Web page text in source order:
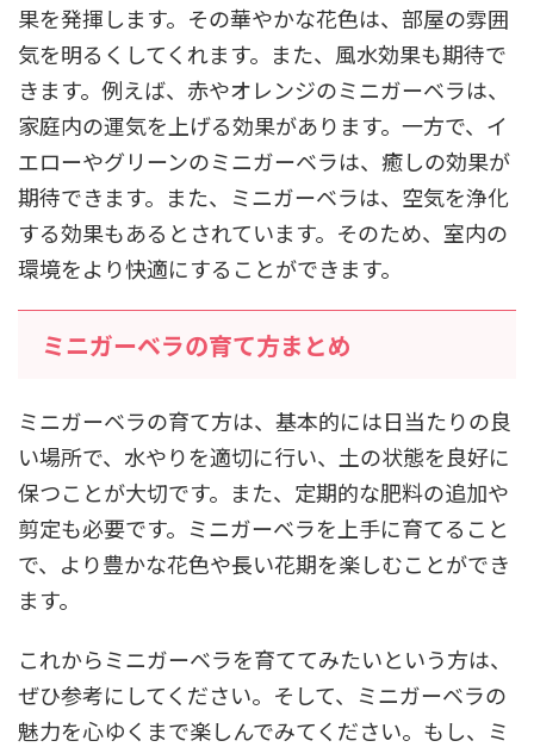
果を発揮します。その華やかな花色は、部屋の雰囲
気を明るくしてくれます。また、風水効果も期待で
きます。例えば、赤やオレンジのミニガーベラは、
家庭内の運気を上げる効果があります。一方で、イ
エローやグリーンのミニガーベラは、癒しの効果が
期待できます。また、ミニガーベラは、空気を浄化
する効果もあるとされています。そのため、室内の
環境をより快適にすることができます。
ミニガーベラの育て方まとめ
ミニガーベラの育て方は、基本的には日当たりの良
い場所で、水やりを適切に行い、土の状態を良好に
保つことが大切です。また、定期的な肥料の追加や
剪定も必要です。ミニガーベラを上手に育てること
で、より豊かな花色や長い花期を楽しむことができ
ます。
これからミニガーベラを育ててみたいという方は、
ぜひ参考にしてください。そして、ミニガーベラの
魅力を心ゆくまで楽しんでみてください。もし、ミ